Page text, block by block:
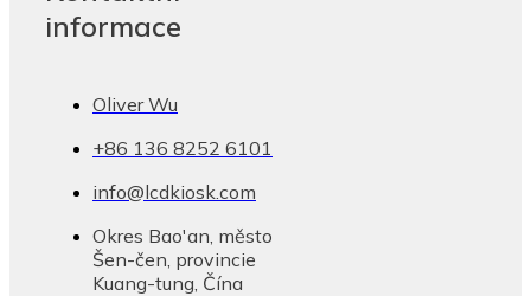
informace
Oliver Wu
+86 136 8252 6101
info@lcdkiosk.com
Okres Bao'an, město
Šen-čen, provincie
Kuang-tung, Čína